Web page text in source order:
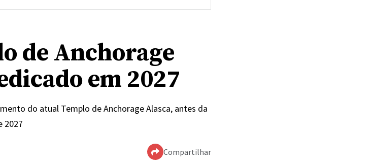
de Anchorage
em 2027
do atual Templo de Anchorage Alasca, antes da
2027
Compartilhar